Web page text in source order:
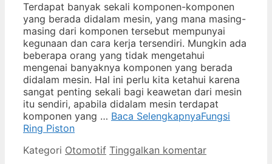
Terdapat banyak sekali komponen-komponen
yang berada didalam mesin, yang mana masing-
masing dari komponen tersebut mempunyai
kegunaan dan cara kerja tersendiri. Mungkin ada
beberapa orang yang tidak mengetahui
mengenai banyaknya komponen yang berada
didalam mesin. Hal ini perlu kita ketahui karena
sangat penting sekali bagi keawetan dari mesin
itu sendiri, apabila didalam mesin terdapat
komponen yang … Baca SelengkapnyaFungsi
Ring Piston
Kategori Otomotif Tinggalkan komentar